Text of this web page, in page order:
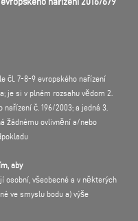
účelům
webových stránek
odkazující webové stránky,
a vaši používanou IP
ostatních údajů, které zadáte
údajů k určité osobě se
čl. 7-8-9 evropského nařízení
je si v plném rozsahu vědom 2.
č. 196/2003; a jedná 3.
žádnému ovlivnění a/nebo
aby
osobní, všeobecné a v některých
ve smyslu bodu a) výše